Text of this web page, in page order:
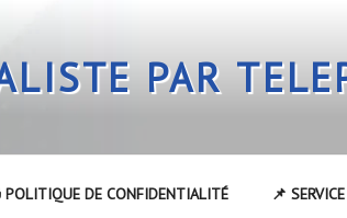
PAR
POLITIQUE DE CONFIDENTIALITÉ 📌